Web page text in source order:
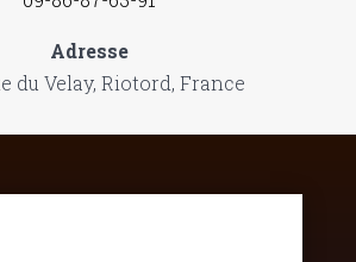
Adresse
du Velay, Riotord, France